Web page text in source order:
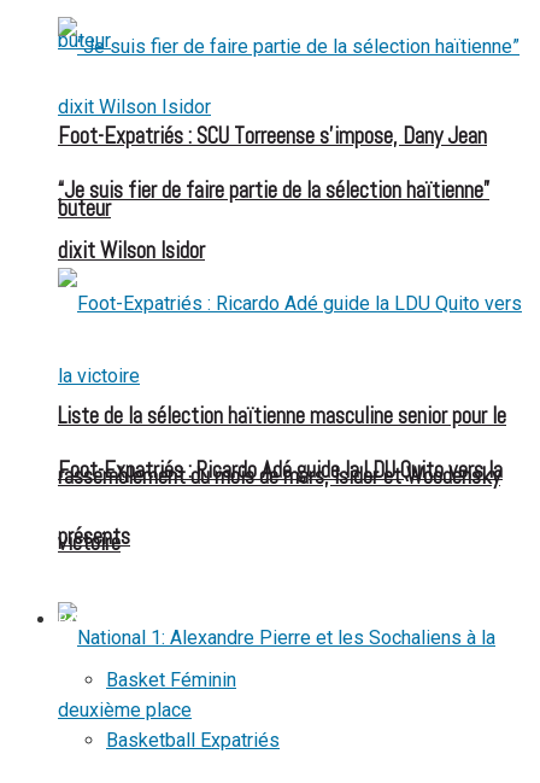
Foot-Expatriés : SCU Torreense s’impose, Dany Jean
buteur
Foot-Expatriés : Ricardo Adé guide la LDU Quito vers la
victoire
“Je suis fier de faire partie de la sélection haïtienne”
dixit Wilson Isidor
Liste de la sélection haïtienne masculine senior pour le
rassemblement du mois de mars, Isidor et Woodensky
présents
BASKETBALL
Basket Féminin
Basketball Expatriés